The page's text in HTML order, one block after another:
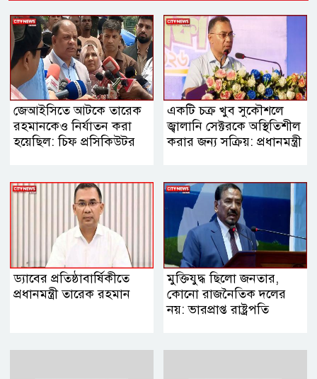
জেআইসিতে আটকে তারেক
রহমানকেও নির্যাতন করা
হয়েছিল: চিফ প্রসিকিউটর
একটি চক্র খুব সুকৌশলে
জ্বালানি সেক্টরকে অস্থিতিশীল
করার জন্য সক্রিয়: প্রধানমন্ত্রী
ড্যাবের প্রতিষ্ঠাবার্ষিকীতে
প্রধানমন্ত্রী তারেক রহমান
মুক্তিযুদ্ধ ছিলো জনতার,
কোনো রাজনৈতিক দলের
নয়: ভারপ্রাপ্ত রাষ্ট্রপতি